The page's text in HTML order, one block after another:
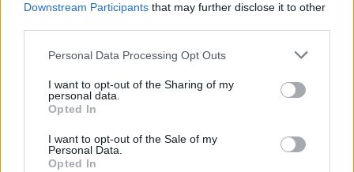
Downstream Participants that may further disclose it to other
Please note that this website/app uses one or more Google
not limited to your visit or usage behaviour. You may click to
grant or deny consent to Google and its third-party tags to
use your data for below specified purposes in below Google
consent section.
Personal Data Processing Opt Outs
I want to opt-out of the Sharing of my
personal data.
Opted In
I want to opt-out of the Sale of my
Personal Data.
Opted In
Dravograd
Kategorije: Kultura Kultura
Ključne besede: libeliče
medprostor
razstava